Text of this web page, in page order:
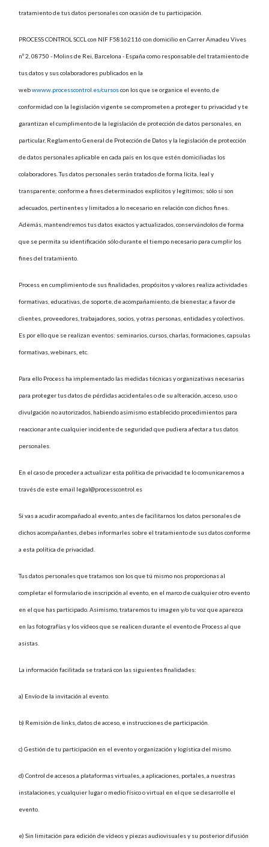
tratamiento de tus datos personales con ocasión de tu participación.
PROCESS CONTROL SCCL con NIF F58162116 con domicilio en Carrer Amadeu Vives
nº 2, 08750 - Molins de Rei, Barcelona - España como responsable del tratamiento de
tus datos y sus colaboradores publicados en la
webwwww.processcontrol.es/cursoscon los que se organice el evento, de
conformidad con la legislación vigente se comprometen a proteger tu privacidad y te
garantizan el cumplimento de la legislación de protección de datos personales, en
particular, Reglamento General de Protección de Datos y la legislación de protección
de datos personales aplicable en cada país en los que estén domiciliadas los
colaboradores. Tus datos personales serán tratados de forma lícita, leal y
transparente; conforme a fines determinados explícitos y legítimos; sólo si son
adecuados, pertinentes y limitados a lo necesario en relación con dichos fines.
Además, mantendremos tus datos exactos y actualizados, conservándolos de forma
que se permita su identificación sólo durante el tiempo necesario para cumplir los
fines del tratamiento.
Process en cumplimiento de sus finalidades, propósitos y valores realiza actividades
formativas, educativas, de soporte, de acompañamiento, de bienestar, a favor de
clientes, proveedores, trabajadores, socios, y otras personas, entidades y colectivos.
Es por ello que se realizan eventos: seminarios, cursos, charlas, formaciones, capsulas
formativas, webinars, etc.
Para ello Process ha implementado las medidas técnicas y organizativas necesarias
para proteger tus datos de pérdidas accidentales o de su alteración, acceso, uso o
divulgación no autorizados, habiendo asimismo establecido procedimientos para
reaccionar ante cualquier incidente de seguridad que pudiera afectar a tus datos
personales.
En el caso de proceder a actualizar esta política de privacidad te lo comunicaremos a
través de este email legal@processcontrol.es
Si vas a acudir acompañado al evento, antes de facilitarnos los datos personales de
dichos acompañantes, debes informarles sobre el tratamiento de sus datos conforme
a esta política de privacidad.
Tus datos personales que tratamos son los que tú mismo nos proporcionas al
completar el formulario de inscripción al evento, en el marco de cualquier otro evento
en el que has participado. Asimismo, trataremos tu imagen y/o tu voz que aparezca
en las fotografías y los vídeos que se realicen durante el evento de Process al que
asistas.
La información facilitada se tratará con las siguientes finalidades:
a) Envío de la invitación al evento.
b) Remisión de links, datos de acceso, e instrucciones de participación.
c) Gestión de tu participación en el evento y organización y logística del mismo.
d) Control de accesos a plataformas virtuales, a aplicaciones, portales, a nuestras
instalaciones, y cualquier lugar o medio físico o virtual en el que se desarrolle el
evento.
e) Sin limitación para edición de vídeos y piezas audiovisuales y su posterior difusión